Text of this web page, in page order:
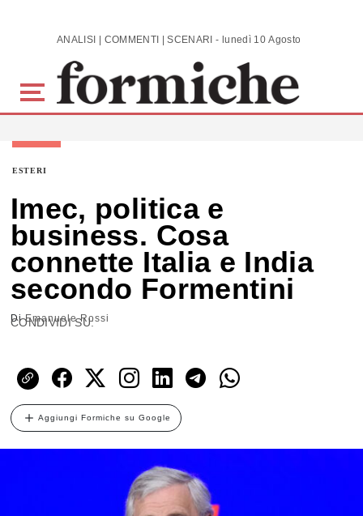
Skip to main content ANALISI | COMMENTI | SCENARI - lunedì 10 Agosto 2026
ESTERI
Imec, politica e
business. Cosa
connette Italia e India
secondo Formentini
DiEmanuele Rossi
CONDIVIDI SU:
Aggiungi Formiche su Google